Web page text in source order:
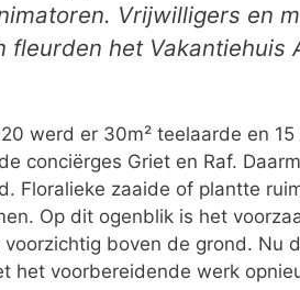
Vrijwilligers en
fleurden het Vakantiehuis
werd er 30m² teelaarde en
conciërges Griet en Raf.
Floralieke zaaide of plantte
Op dit ogenblik is het
boven de grond. Nu
het voorbereidende werk